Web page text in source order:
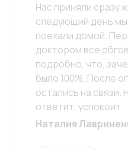
Нас приняли сразу
следующий день мы
поехали домой.
доктором все
подробно, что,
было 100%. После
остались на связи.
ответит, успокоит
Наталия